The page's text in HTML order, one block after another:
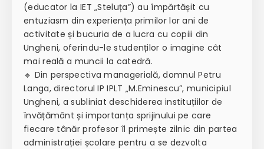
(educator la IET „Steluța”) au împărtășit cu
entuziasm din experiența primilor lor ani de
activitate și bucuria de a lucra cu copiii din
Ungheni, oferindu-le studenților o imagine cât
mai reală a muncii la catedră.
🔹 Din perspectiva managerială, domnul Petru
Langa, directorul IP IPLT „M.Eminescu”, municipiul
Ungheni, a subliniat deschiderea instituțiilor de
învățământ și importanța sprijinului pe care
fiecare tânăr profesor îl primește zilnic din partea
administrației școlare pentru a se dezvolta